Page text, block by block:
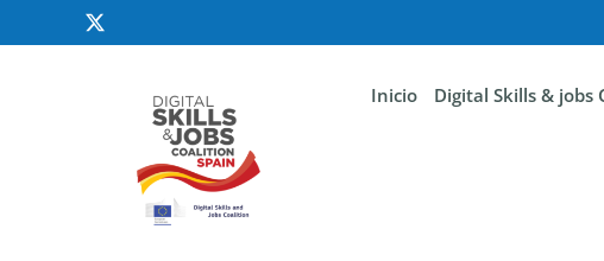
Inicio Digital Skills & jobs